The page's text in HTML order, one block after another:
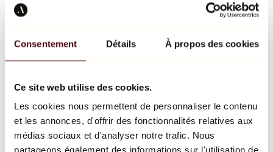
Consentement Détails À propos des cookies
Ce site web utilise des cookies.
Les cookies nous permettent de personnaliser le contenu
et les annonces, d'offrir des fonctionnalités relatives aux
médias sociaux et d'analyser notre trafic. Nous
partageons également des informations sur l'utilisation de
Richard Orlinski
Keith Haring
Jeff Koons
Jean-Michel Basquiat
Tous les designers
Œuvre de la semaine